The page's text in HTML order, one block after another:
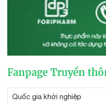
Fanpage Truyền
Quốc gia khởi nghiệp